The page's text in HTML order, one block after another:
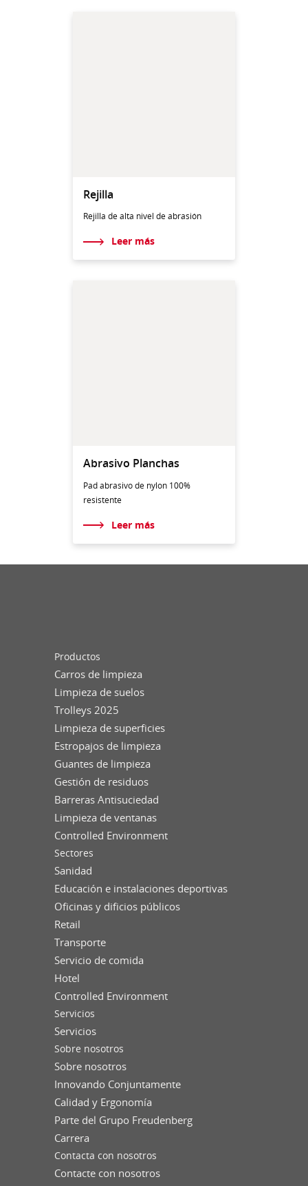
Rejilla
Rejilla de alta nivel de abrasión
Leer más
Abrasivo Planchas
Pad abrasivo de nylon 100%
resistente
Leer más
Productos
Carros de limpieza
Limpieza de suelos
Trolleys 2025
Limpieza de superficies
Estropajos de limpieza
Guantes de limpieza
Gestión de residuos
Barreras Antisuciedad
Limpieza de ventanas
Controlled Environment
Sectores
Sanidad
Educación e instalaciones deportivas
Oficinas y dificios públicos
Retail
Transporte
Servicio de comida
Hotel
Controlled Environment
Servicios
Servicios
Sobre nosotros
Sobre nosotros
Innovando Conjuntamente
Calidad y Ergonomía
Parte del Grupo Freudenberg
Carrera
Contacta con nosotros
Contacte con nosotros